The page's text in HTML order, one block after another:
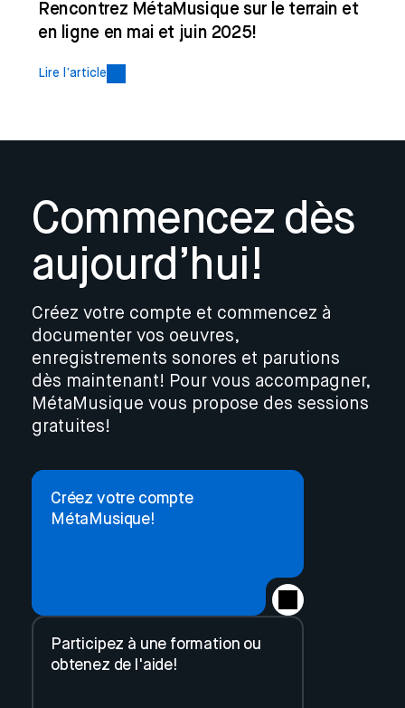
Rencontrez MétaMusique sur le terrain et
en ligne en mai et juin 2025!
Lire l’article
Commencez dès
aujourd’hui!
Créez votre compte et commencez à
documenter vos oeuvres,
enregistrements sonores et parutions
dès maintenant! Pour vous accompagner,
MétaMusique vous propose des sessions
gratuites!
Créez votre compte
MétaMusique!
Participez à une formation ou
obtenez de l'aide!